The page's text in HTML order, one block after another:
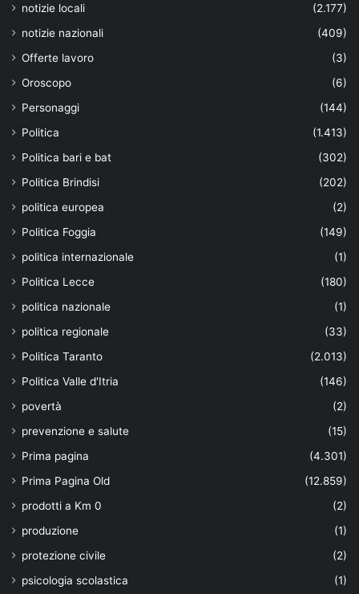
notizie locali
(2.177)
notizie nazionali
(409)
Offerte lavoro
(3)
Oroscopo
(6)
Personaggi
(144)
Politica
(1.413)
Politica bari e bat
(302)
Politica Brindisi
(202)
politica europea
(2)
Politica Foggia
(149)
politica internazionale
(1)
Politica Lecce
(180)
politica nazionale
(1)
politica regionale
(33)
Politica Taranto
(2.013)
Politica Valle d'Itria
(146)
povertà
(2)
prevenzione e salute
(15)
Prima pagina
(4.301)
Prima Pagina Old
(12.859)
prodotti a Km 0
(2)
produzione
(1)
protezione civile
(2)
psicologia scolastica
(1)